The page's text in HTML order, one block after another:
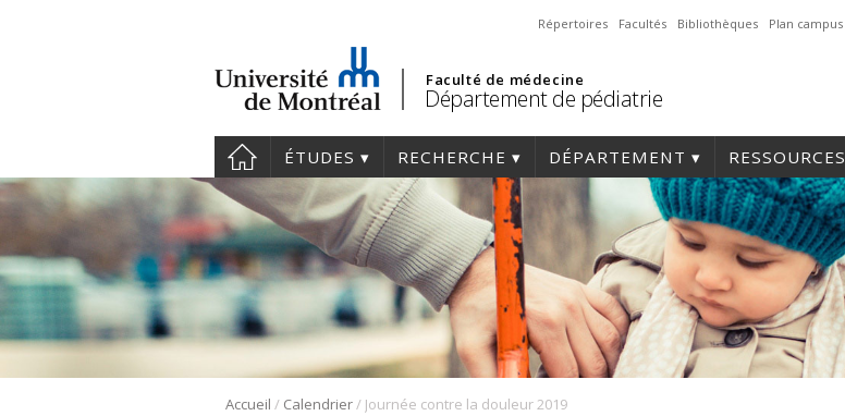
Répertoires Facultés Bibliothèques Plan campus
Faculté de médecine
Département de pédiatrie
ÉTUDES RECHERCHE DÉPARTEMENT RESSOURCES
Accueil / Calendrier/ Journée contre la douleur 2019